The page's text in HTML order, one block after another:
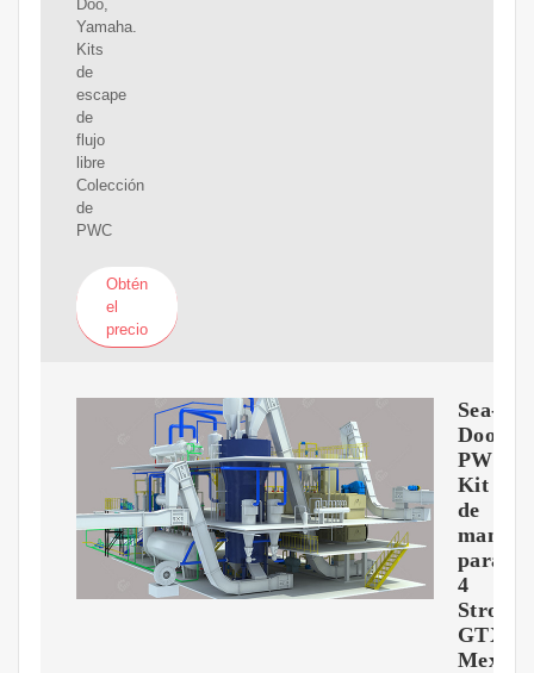
Doo,
Yamaha.
Kits
de
escape
de
flujo
libre
Colección
de
PWC
Obtén
el
precio
Sea-
Doo
PWC
Kit
de
para
4
Stroke
GTX
Mexico